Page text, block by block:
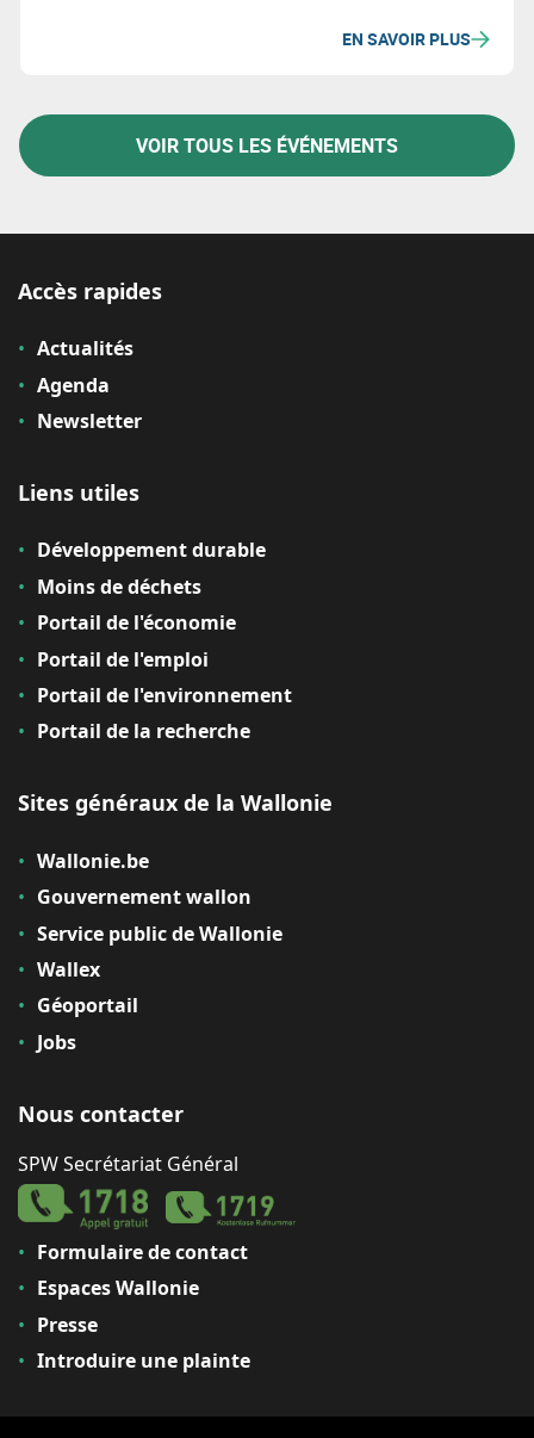
EN SAVOIR PLUS
VOIR TOUS LES ÉVÉNEMENTS
Accès rapides
Actualités
Agenda
Newsletter
Liens utiles
Développement durable
Moins de déchets
Portail de l'économie
Portail de l'emploi
Portail de l'environnement
Portail de la recherche
Sites généraux de la Wallonie
Wallonie.be
Gouvernement wallon
Service public de Wallonie
Wallex
Géoportail
Jobs
Nous contacter
SPW Secrétariat Général
Formulaire de contact
Espaces Wallonie
Presse
Introduire une plainte